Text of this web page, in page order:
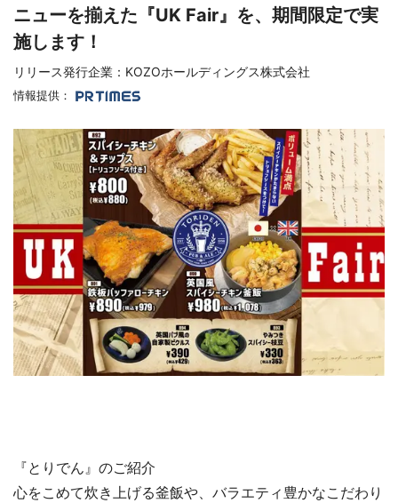
ニューを揃えた『UK Fair』を、期間限定で実
施します！
リリース発行企業：KOZOホールディングス株式会社
情報提供：
『とりでん』のご紹介
心をこめて炊き上げる釜飯や、バラエティ豊かなこだわり